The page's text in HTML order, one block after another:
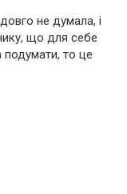
не думала, і
що для себе
подумати, то це